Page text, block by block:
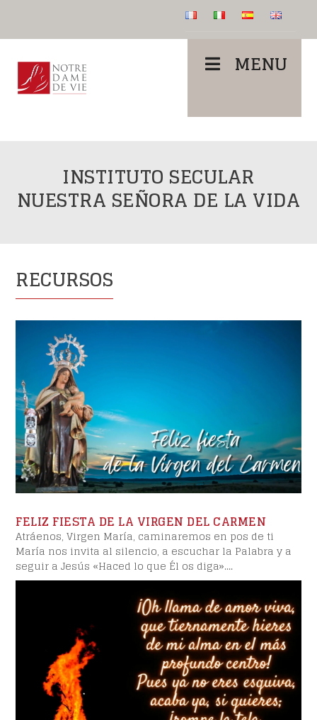
MENU
INSTITUTO SECULAR
NUESTRA SEÑORA DE LA VIDA
RECURSOS
FELIZ FIESTA DE LA VIRGEN DEL CARMEN
Atráenos, Virgen María, caminaremos en pos de ti
María nos invita al silencio, a escuchar la Palabra y a
seguir a Jesús «Haced lo que Él os diga»....